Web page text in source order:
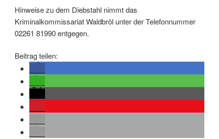
Hinweise zu dem Diebstahl nimmt das
Kriminalkommissariat Waldbröl unter der Telefonnummer
02261 81990 entgegen.
Beitrag teilen: